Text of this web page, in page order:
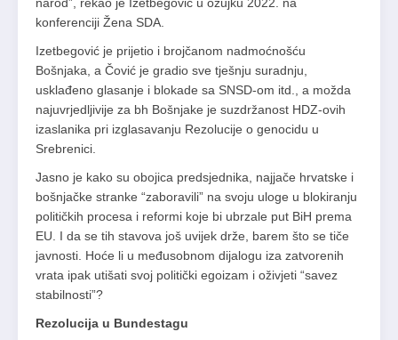
konferenciji Žena SDA.
Izetbegović je prijetio i brojčanom nadmoćnošću
Bošnjaka, a Čović je gradio sve tješnju suradnju,
usklađeno glasanje i blokade sa SNSD-om itd., a možda
najuvrjedljivije za bh Bošnjake je suzdržanost HDZ-ovih
izaslanika pri izglasavanju Rezolucije o genocidu u
Srebrenici.
Jasno je kako su obojica predsjednika, najjače hrvatske i
bošnjačke stranke “zaboravili” na svoju uloge u blokiranju
političkih procesa i reformi koje bi ubrzale put BiH prema
EU. I da se tih stavova još uvijek drže, barem što se tiče
javnosti. Hoće li u međusobnom dijalogu iza zatvorenih
vrata ipak utišati svoj politički egoizam i oživjeti “savez
stabilnosti”?
Rezolucija u Bundestagu